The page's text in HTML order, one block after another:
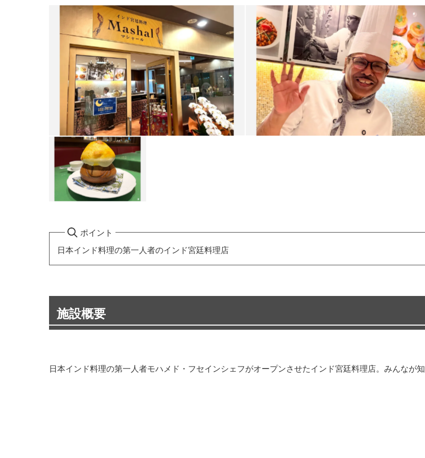
ポイント
日本インド料理の第一人者のインド宮廷料理店
施設概要
日本インド料理の第一人者モハメド・フセインシェフがオープンさせたインド宮廷料理店。みんなが